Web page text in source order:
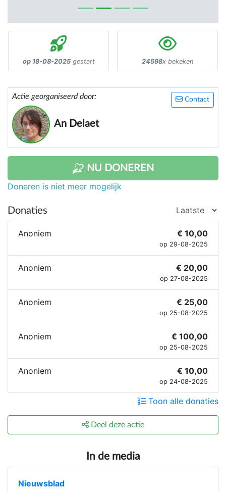
op 18-08-2025gestart 24598x bekeken
Contact
Actie georganiseerd door:
An Delaet
NU DONEREN
Doneren is niet meer mogelijk
Donaties
Anoniem € 10,00
op 29-08-2025
Anoniem € 20,00
op 27-08-2025
Anoniem € 25,00
op 25-08-2025
Anoniem € 100,00
op 25-08-2025
Anoniem € 10,00
op 24-08-2025
Toon alle donaties
Deel deze actie
In de media
Nieuwsblad